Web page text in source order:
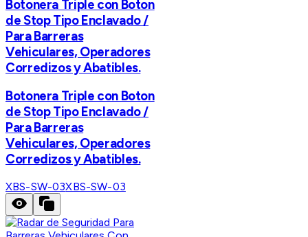
Botonera Triple con Boton
de Stop Tipo Enclavado /
Para Barreras
Vehiculares, Operadores
Corredizos y Abatibles.
Botonera Triple con Boton
de Stop Tipo Enclavado /
Para Barreras
Vehiculares, Operadores
Corredizos y Abatibles.
XBS-SW-03XBS-SW-03